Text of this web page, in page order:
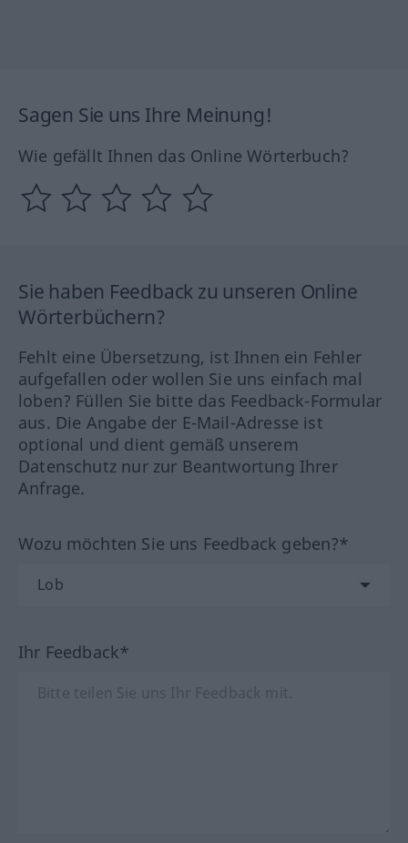
Sagen Sie uns Ihre Meinung!
Wie gefällt Ihnen das Online Wörterbuch?
Sie haben Feedback zu unseren Online
Wörterbüchern?
Fehlt eine Übersetzung, ist Ihnen ein Fehler
aufgefallen oder wollen Sie uns einfach mal
loben? Füllen Sie bitte das Feedback-Formular
aus. Die Angabe der E-Mail-Adresse ist
optional und dient gemäß unserem
Datenschutz nur zur Beantwortung Ihrer
Anfrage.
Wozu möchten Sie uns Feedback geben?*
Ihr Feedback*